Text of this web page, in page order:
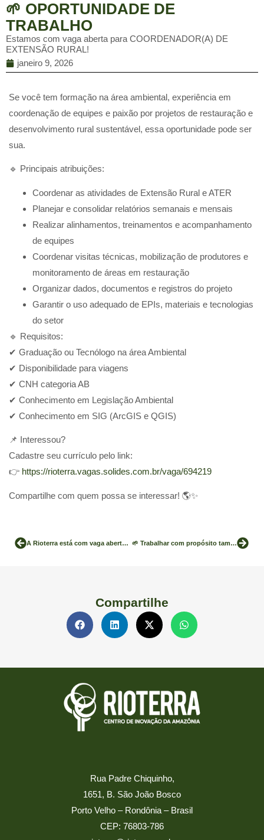
🌱 OPORTUNIDADE DE
TRABALHO
Estamos com vaga aberta para COORDENADOR(A) DE
EXTENSÃO RURAL!
janeiro 9, 2026
Se você tem formação na área ambiental, experiência em
coordenação de equipes e paixão por projetos de restauração e
desenvolvimento rural sustentável, essa oportunidade pode ser
sua.
🔹 Principais atribuições:
Coordenar as atividades de Extensão Rural e ATER
Planejar e consolidar relatórios semanais e mensais
Realizar alinhamentos, treinamentos e acompanhamento
de equipes
Coordenar visitas técnicas, mobilização de produtores e
monitoramento de áreas em restauração
Organizar dados, documentos e registros do projeto
Garantir o uso adequado de EPIs, materiais e tecnologias
do setor
🔹 Requisitos:
✔ Graduação ou Tecnólogo na área Ambiental
✔ Disponibilidade para viagens
✔ CNH categoria AB
✔ Conhecimento em Legislação Ambiental
✔ Conhecimento em SIG (ArcGIS e QGIS)
📌 Interessou?
Cadastre seu currículo pelo link:
👉 https://rioterra.vagas.solides.com.br/vaga/694219
Compartilhe com quem possa se interessar! 🌎✨
A Rioterra está com vaga aberta para Extensionista Rural 🌱 Trabalhar com propósito também é saber gerir com responsabilidade.
Compartilhe
Rua Padre Chiquinho,
1651, B. São João Bosco
Porto Velho – Rondônia – Brasil
CEP: 76803-786